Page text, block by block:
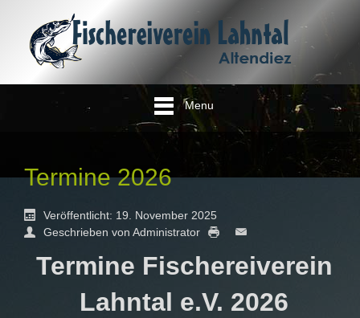
Menu
Termine 2026
Veröffentlicht: 19. November 2025
Geschrieben von Administrator
Termine Fischereiverein
Lahntal e.V. 2026